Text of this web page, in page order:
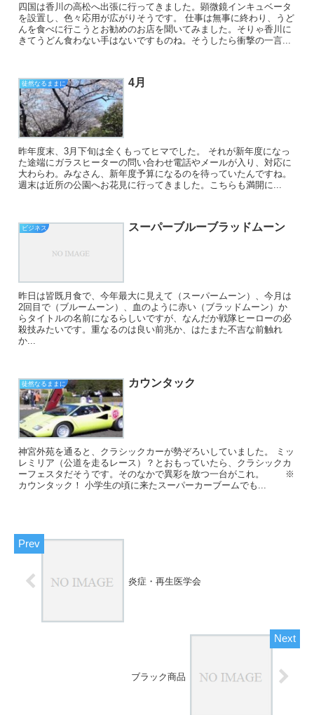
四国は香川の高松へ出張に行ってきました。顕微鏡インキュベータ
を設置し、色々応用が広がりそうです。 仕事は無事に終わり、うど
んを食べに行こうとお勧めのお店を聞いてみました。そりゃ香川に
きてうどん食わない手はないですものね。そうしたら衝撃の一言...
徒然なるままに 4月
昨年度末、3月下旬は全くもってヒマでした。 それが新年度になっ
た途端にガラスヒーターの問い合わせ電話やメールが入り、対応に
大わらわ。みなさん、新年度予算になるのを待っていたんですね。
週末は近所の公園へお花見に行ってきました。こちらも満開に...
ビジネス スーパーブルーブラッドムーン
昨日は皆既月食で、今年最大に見えて（スーパームーン）、今月は
2回目で（ブルームーン）、血のように赤い（ブラッドムーン）か
らタイトルの名前になるらしいですが、なんだか戦隊ヒーローの必
殺技みたいです。重なるのは良い前兆か、はたまた不吉な前触れ
か...
徒然なるままに カウンタック
神宮外苑を通ると、クラシックカーが勢ぞろいしていました。 ミッ
レミリア（公道を走るレース）？とおもっていたら、クラシックカ
ーフェスタだそうです。そのなかで異彩を放つ一台がこれ。 ※
カウンタック！ 小学生の頃に来たスーパーカーブームでも...
炎症・再生医学会
ブラック商品